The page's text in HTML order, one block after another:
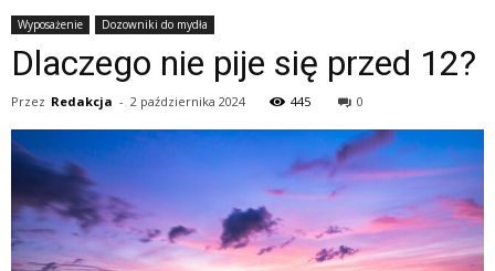
Wyposażenie Dozowniki do mydła
Dlaczego nie pije się przed 12?
Przez Redakcja - 2 października 2024 445 0